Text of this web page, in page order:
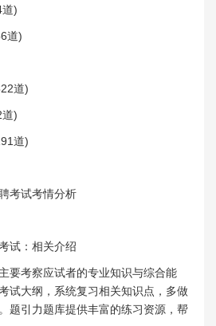
)
道)
道)
)
道)
考试考情分析
试：相关介绍
要考察应试者的专业知识与综合能
试大纲，系统复习相关知识点，多做
题引力题库提供丰富的练习资源，帮